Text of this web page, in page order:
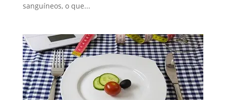
sanguíneos, o que...